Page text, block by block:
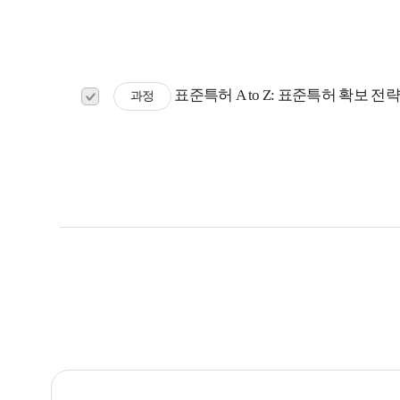
과정 표준특허 A to Z: 표준특허 확보 전략